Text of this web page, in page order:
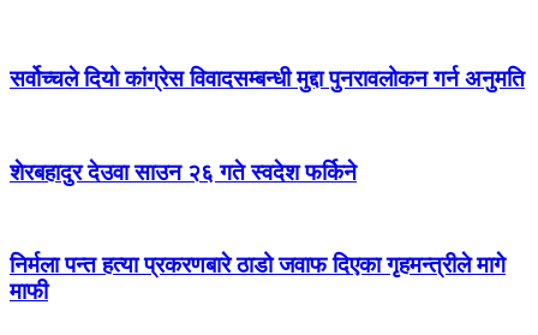
सर्वोच्चले दियो कांग्रेस विवादसम्बन्धी मुद्दा पुनरावलोकन गर्न अनुमति
शेरबहादुर देउवा साउन २६ गते स्वदेश फर्किने
निर्मला पन्त हत्या प्रकरणबारे ठाडो जवाफ दिएका गृहमन्त्रीले मागे
माफी